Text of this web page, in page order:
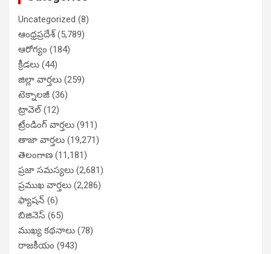
Uncategorized (8)
ఆంధ్రప్రదేశ్(5,789)
ఆరోగ్యం (184)
క్రీడలు (44)
జిల్లా వార్తలు (259)
టెక్నాలజీ (36)
ట్రావెల్(12)
ట్రేండింగ్ వార్తలు (911)
తాజా వార్తలు (19,271)
తెలంగాణ (11,181)
ప్రజా సమస్యలు (2,681)
ప్రముఖ వార్తలు (2,286)
ఫ్యాషన్ (6)
బిజినెస్ (65)
ముఖ్య కథనాలు (78)
రాజకీయం (943)